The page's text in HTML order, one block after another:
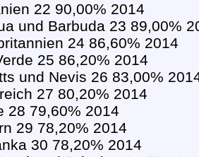
22 90,00% 2014
und Barbuda 23 89,00%
24 86,60% 2014
25 86,20% 2014
und Nevis 26 83,00%
27 80,20% 2014
28 79,60% 2014
29 78,20% 2014
30 78,20% 2014